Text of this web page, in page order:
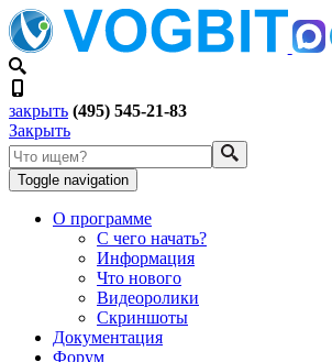
закрыть (495) 545-21-83
Закрыть
Toggle navigation
О программе
С чего начать?
Информация
Что нового
Видеоролики
Скриншоты
Документация
Форум